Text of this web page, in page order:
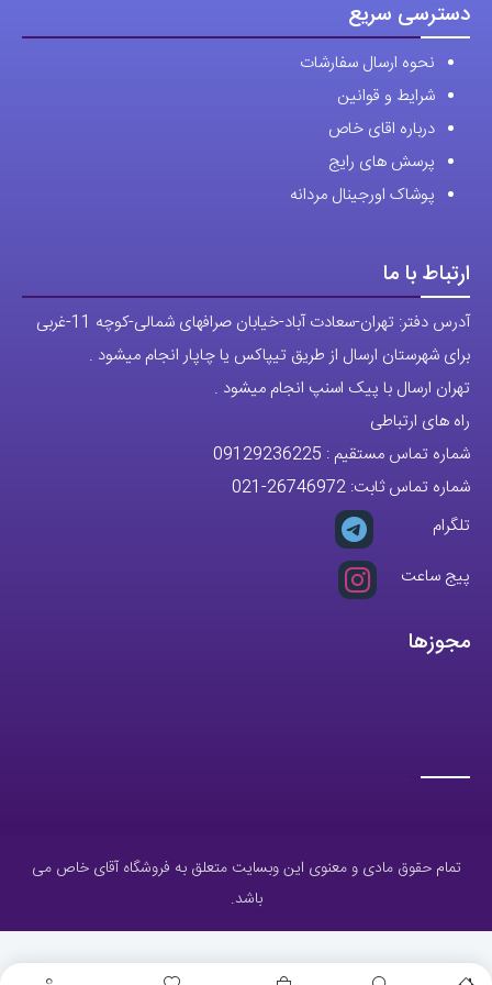
دسترسی سریع
نحوه ارسال سفارشات
شرایط و قوانین
درباره اقای خاص
پرسش های رایج
پوشاک اورجینال مردانه
ارتباط با ما
آدرس دفتر: تهران-سعادت آباد-خیابان صرافهای شمالی-کوچه 11-غربی
برای شهرستان ارسال از طریق تیپاکس یا چاپار انجام میشود .
تهران ارسال با پیک اسنپ انجام میشود .
راه های ارتباطی
شماره تماس مستقیم : 09129236225
شماره تماس ثابت: 26746972
-021
تلگرام
پیج ساعت
مجوزها
تمام حقوق مادی و معنوی این وبسایت متعلق به فروشگاه آقای خاص می
باشد.